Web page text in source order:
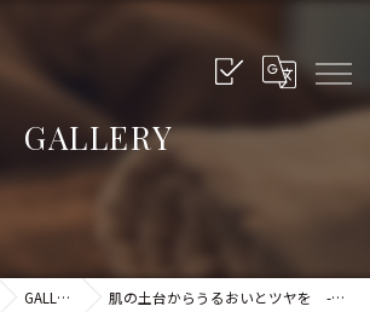
GALLERY
GALLERY 肌の土台からうるおいとツヤを -LHALALA-